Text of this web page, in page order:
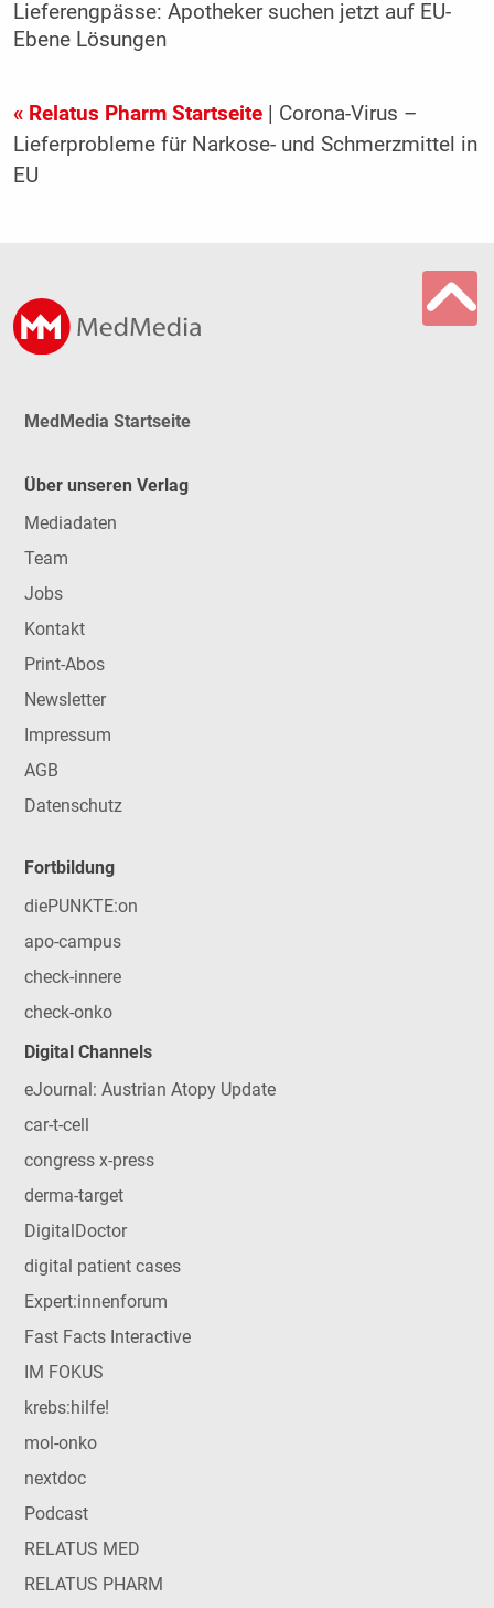
Lieferengpässe: Apotheker suchen jetzt auf EU-
Ebene Lösungen
« Relatus Pharm Startseite| Corona-Virus –
Lieferprobleme für Narkose- und Schmerzmittel in
EU
MedMedia Startseite
Über unseren Verlag
Mediadaten
Team
Jobs
Kontakt
Print-Abos
Newsletter
Impressum
AGB
Datenschutz
Fortbildung
diePUNKTE:on
apo-campus
check-innere
check-onko
Digital Channels
eJournal: Austrian Atopy Update
car-t-cell
congress x-press
derma-target
DigitalDoctor
digital patient cases
Expert:innenforum
Fast Facts Interactive
IM FOKUS
krebs:hilfe!
mol-onko
nextdoc
Podcast
RELATUS MED
RELATUS PHARM